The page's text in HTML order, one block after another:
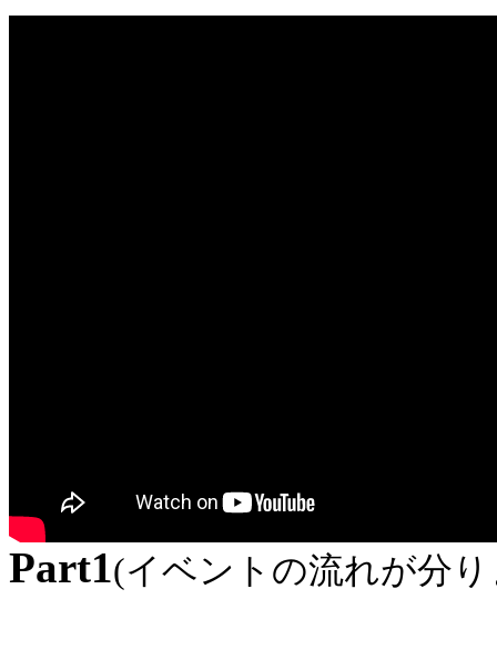
Part1(イベントの流れが分